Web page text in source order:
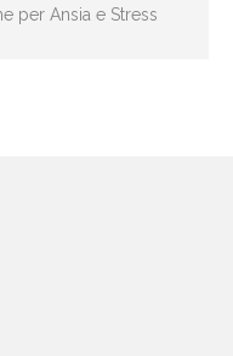
per Ansia e Stress